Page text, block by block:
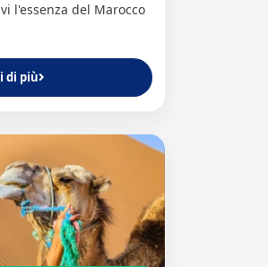
l'essenza del Marocco
di più